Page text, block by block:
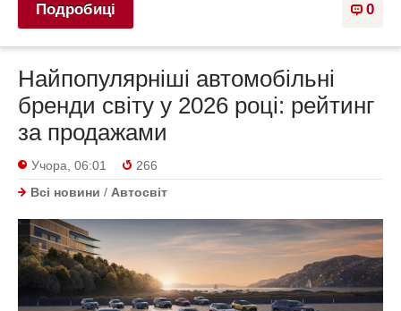
0
Подробиці
Найпопулярніші автомобільні
бренди світу у 2026 році: рейтинг
за продажами
Учора, 06:01
266
Всі новини / Автосвіт